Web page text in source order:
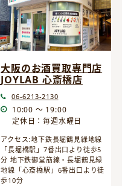
大阪のお酒買取専門店
JOYLAB 心斎橋店
06-6213-2130
10:00 ～ 19:00
定休日：毎週水曜日
アクセス:地下鉄長堀鶴見緑地線
「長堀橋駅」7番出口より徒歩5
分 地下鉄御堂筋線・長堀鶴見緑
地線「心斎橋駅」6番出口より徒
歩10分